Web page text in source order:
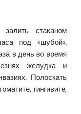
стаканом
под «шубой».
в день во время
желудка и
Полоскать
гингивите,